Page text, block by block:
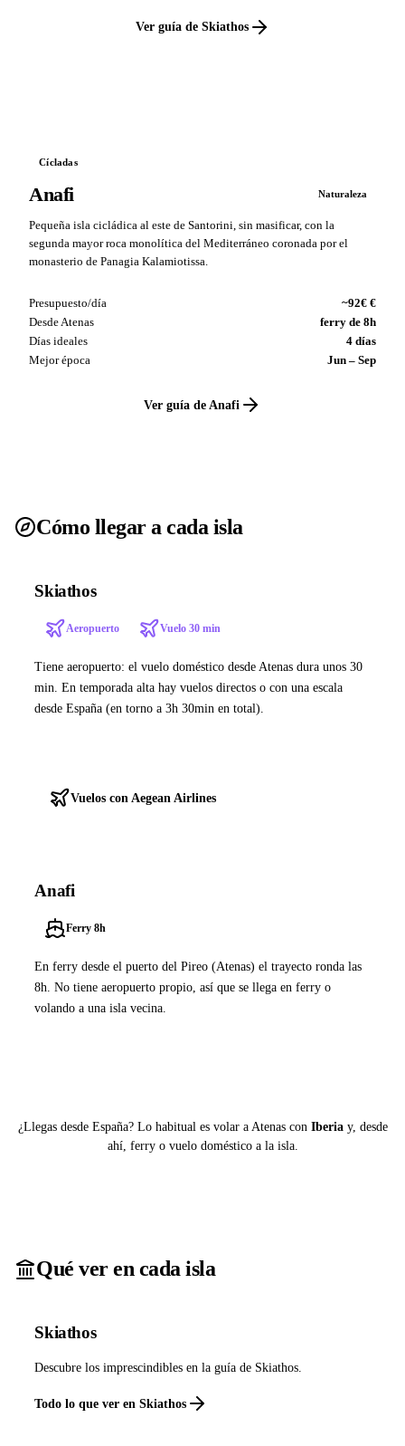
Ver guía de Skiathos
Cícladas
Anafi Naturaleza
Pequeña isla cicládica al este de Santorini, sin masificar, con la
segunda mayor roca monolítica del Mediterráneo coronada por el
monasterio de Panagia Kalamiotissa.
Presupuesto/día
~92€ €
Desde Atenas
ferry de 8h
Días ideales
4 días
Mejor época
Jun – Sep
Ver guía de Anafi
Cómo llegar a cada isla
Skiathos
Aeropuerto Vuelo 30 min
Tiene aeropuerto: el vuelo doméstico desde Atenas dura unos 30
min. En temporada alta hay vuelos directos o con una escala
desde España (en torno a 3h 30min en total).
Vuelos con Aegean Airlines
Anafi
Ferry 8h
En ferry desde el puerto del Pireo (Atenas) el trayecto ronda las
8h. No tiene aeropuerto propio, así que se llega en ferry o
volando a una isla vecina.
¿Llegas desde España? Lo habitual es volar a Atenas con Iberiay, desde
ahí, ferry o vuelo doméstico a la isla.
Qué ver en cada isla
Skiathos
Descubre los imprescindibles en la guía de Skiathos.
Todo lo que ver en Skiathos